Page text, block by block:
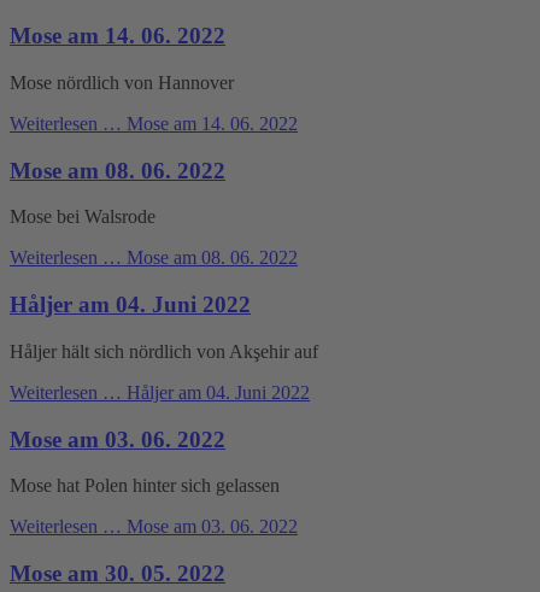
Mose am 14. 06. 2022
Mose nördlich von Hannover
Weiterlesen … Mose am 14. 06. 2022
Mose am 08. 06. 2022
Mose bei Walsrode
Weiterlesen … Mose am 08. 06. 2022
Håljer am 04. Juni 2022
Håljer hält sich nördlich von Akşehir auf
Weiterlesen … Håljer am 04. Juni 2022
Mose am 03. 06. 2022
Mose hat Polen hinter sich gelassen
Weiterlesen … Mose am 03. 06. 2022
Mose am 30. 05. 2022